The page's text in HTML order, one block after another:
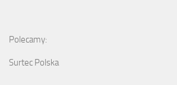
Polecamy:
Surtec Polska